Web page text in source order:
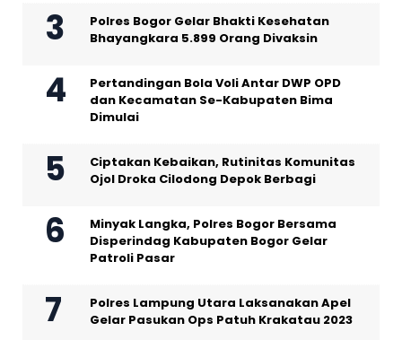
Polres Bogor Gelar Bhakti Kesehatan
Bhayangkara 5.899 Orang Divaksin
Pertandingan Bola Voli Antar DWP OPD
dan Kecamatan Se-Kabupaten Bima
Dimulai
Ciptakan Kebaikan, Rutinitas Komunitas
Ojol Droka Cilodong Depok Berbagi
Minyak Langka, Polres Bogor Bersama
Disperindag Kabupaten Bogor Gelar
Patroli Pasar
Polres Lampung Utara Laksanakan Apel
Gelar Pasukan Ops Patuh Krakatau 2023